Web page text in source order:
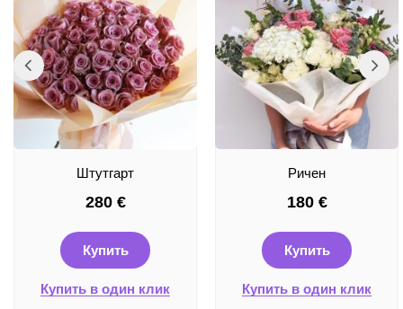
Штутгарт
280 €
Купить
Купить в один клик
Ричен
180 €
Купить
Купить в один клик